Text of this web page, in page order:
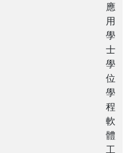
應
用
學
士
學
位
學
程
軟
體
工